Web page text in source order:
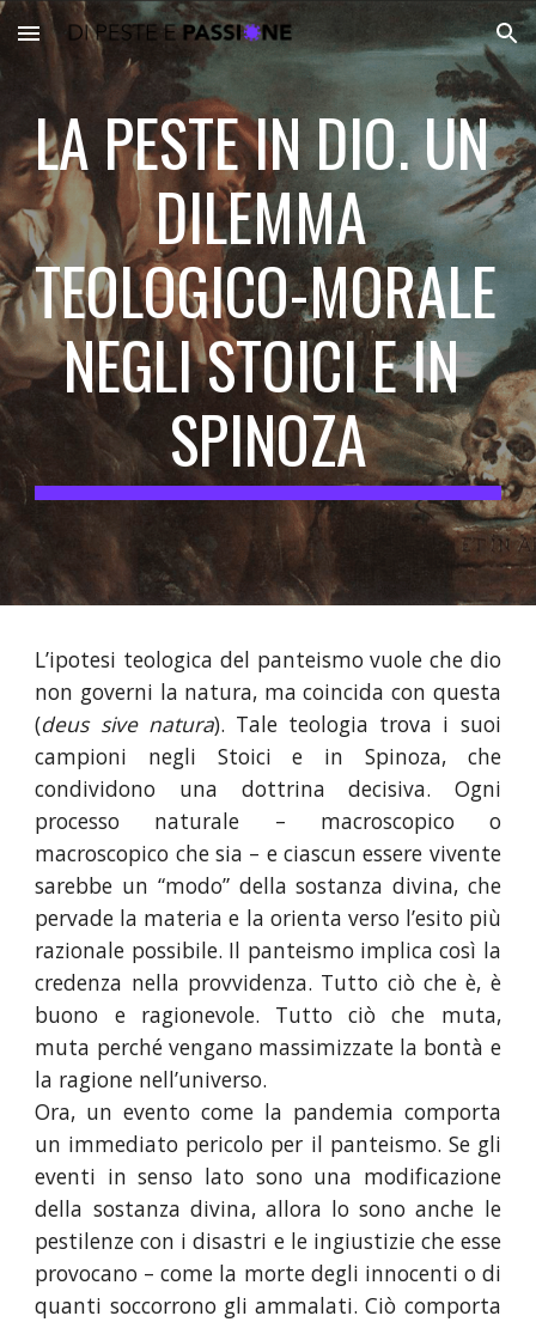
Skip to main content Skip to navigation
LA PESTE IN DIO. UN
DILEMMA
TEOLOGICO-MORALE
NEGLI STOICI E IN
SPINOZA
L’ipotesi teologica del panteismo vuole che dio
non governi la natura, ma coincida con questa
(deus sive natura). Tale teologia trova i suoi
campioni negli Stoici e in Spinoza, che
condividono una dottrina decisiva. Ogni
processo naturale – macroscopico o
macroscopico che sia – e ciascun essere vivente
sarebbe un “modo” della sostanza divina, che
pervade la materia e la orienta verso l’esito più
razionale possibile. Il panteismo implica così la
credenza nella provvidenza. Tutto ciò che è, è
buono e ragionevole. Tutto ciò che muta,
muta perché vengano massimizzate la bontà e
la ragione nell’universo.
Ora, un evento come la pandemia comporta
un immediato pericolo per il panteismo. Se gli
eventi in senso lato sono una modificazione
della sostanza divina, allora lo sono anche le
pestilenze con i disastri e le ingiustizie che esse
provocano – come la morte degli innocenti o di
quanti soccorrono gli ammalati. Ciò comporta